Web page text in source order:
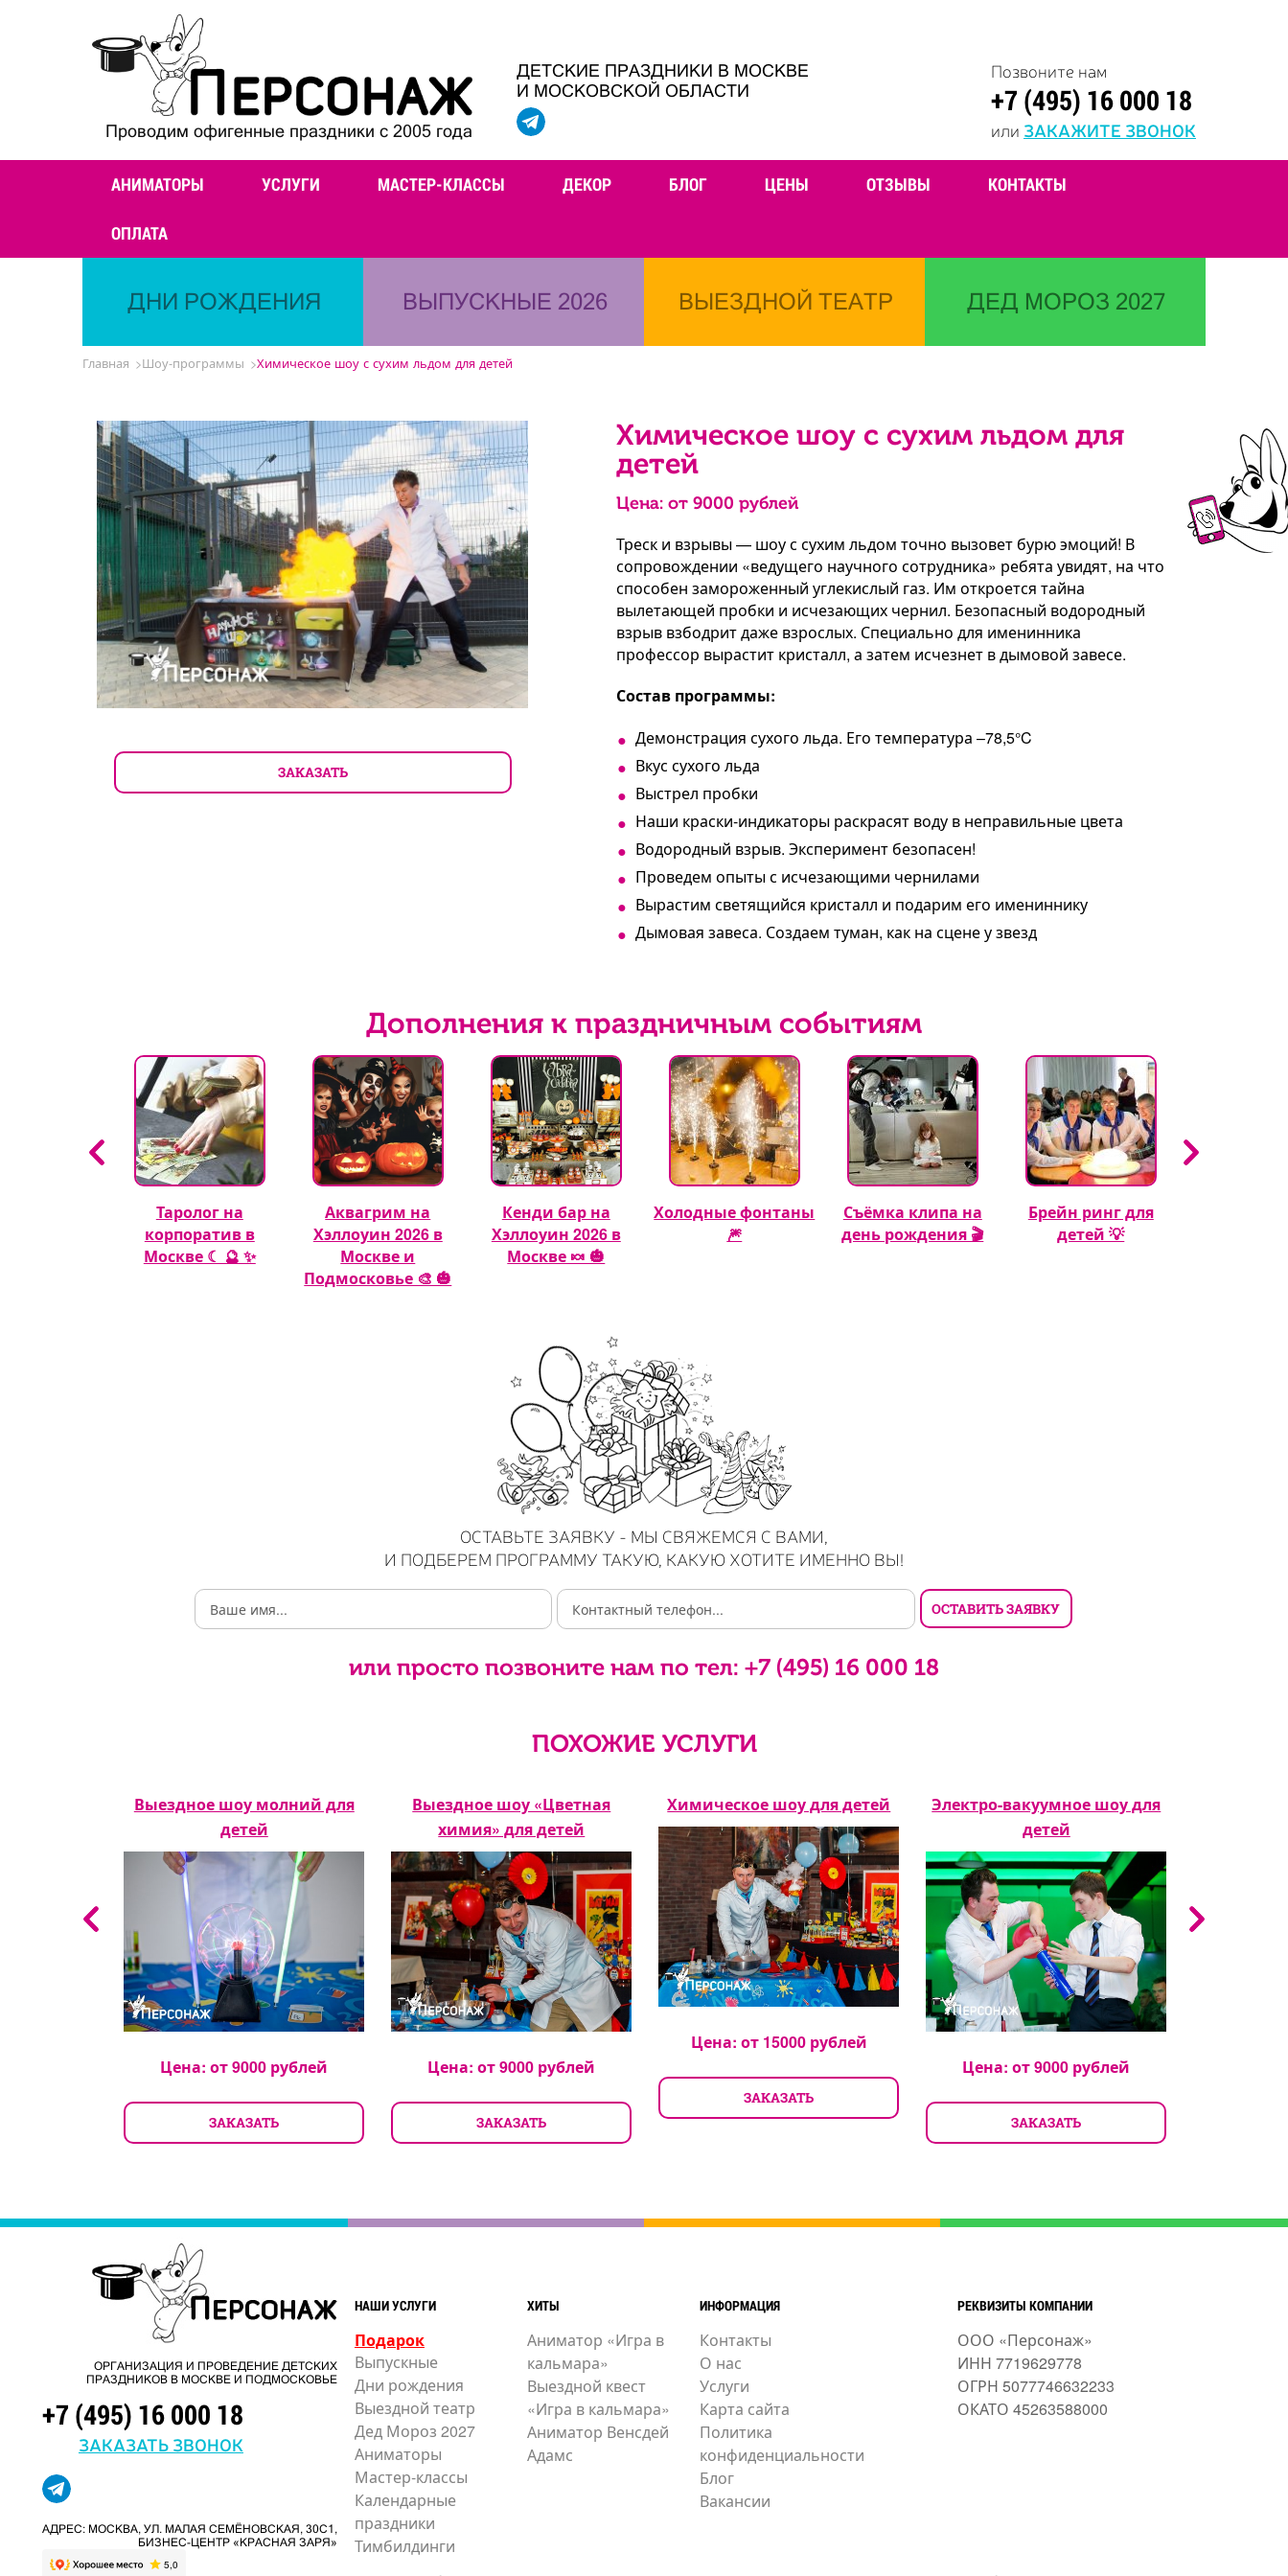
Проводим офигенные праздники с 2005 года
ДЕТСКИЕ ПРАЗДНИКИ В МОСКВЕ
И МОСКОВСКОЙ ОБЛАСТИ
Позвоните нам
+7 (495) 16 000 18
или ЗАКАЖИТЕ ЗВОНОК
АНИМАТОРЫ УСЛУГИ МАСТЕР-КЛАССЫ ДЕКОР БЛОГ ЦЕНЫ ОТЗЫВЫ КОНТАКТЫ
ОПЛАТА
ДНИ РОЖДЕНИЯ ВЫПУСКНЫЕ 2026 ВЫЕЗДНОЙ ТЕАТР ДЕД МОРОЗ 2027
Главная Шоу-программы Химическое шоу с сухим льдом для детей
ЗАКАЗАТЬ
Химическое шоу с сухим льдом для
детей
Цена: от 9000 рублей
Треск и взрывы — шоу с сухим льдом точно вызовет бурю эмоций! В
сопровождении «ведущего научного сотрудника» ребята увидят, на что
способен замороженный углекислый газ. Им откроется тайна
вылетающей пробки и исчезающих чернил. Безопасный водородный
взрыв взбодрит даже взрослых. Специально для именинника
профессор вырастит кристалл, а затем исчезнет в дымовой завесе.
Состав программы:
Демонстрация сухого льда. Его температура –78,5°C
Вкус сухого льда
Выстрел пробки
Наши краски-индикаторы раскрасят воду в неправильные цвета
Водородный взрыв. Эксперимент безопасен!
Проведем опыты с исчезающими чернилами
Вырастим светящийся кристалл и подарим его имениннику
Дымовая завеса. Создаем туман, как на сцене у звезд
Дополнения к праздничным событиям
Таролог на
корпоратив в
Москве ☾ 🔮 ✨
Аквагрим на
Хэллоуин 2026 в
Москве и
Подмосковье 🎨 🎃
Кенди бар на
Хэллоуин 2026 в
Москве 🍬 🎃
Холодные фонтаны
🎆
Съёмка клипа на
день рождения 🎬
Брейн ринг для
детей 💡
ОСТАВЬТЕ ЗАЯВКУ - МЫ СВЯЖЕМСЯ С ВАМИ,
И ПОДБЕРЕМ ПРОГРАММУ ТАКУЮ, КАКУЮ ХОТИТЕ ИМЕННО ВЫ!
или просто позвоните нам по тел: +7 (495) 16 000 18
ПОХОЖИЕ УСЛУГИ
Выездное шоу молний для
детей
Цена: от9000 рублей
ЗАКАЗАТЬ
Выездное шоу «Цветная
химия» для детей
Цена: от9000 рублей
ЗАКАЗАТЬ
Химическое шоу для детей
Цена: от 15000рублей
ЗАКАЗАТЬ
Электро-вакуумное шоу для
детей
Цена: от9000 рублей
ЗАКАЗАТЬ
ОРГАНИЗАЦИЯ И ПРОВЕДЕНИЕ ДЕТСКИХ
ПРАЗДНИКОВ В МОСКВЕ И ПОДМОСКОВЬЕ
+7 (495) 16 000 18
ЗАКАЗАТЬ ЗВОНОК
АДРЕС: МОСКВА, УЛ. МАЛАЯ СЕМЁНОВСКАЯ, 30С1,
БИЗНЕС-ЦЕНТР «КРАСНАЯ ЗАРЯ»
НАШИ УСЛУГИ
Подарок
Выпускные
Дни рождения
Выездной театр
Дед Мороз 2027
Аниматоры
Мастер-классы
Календарные
праздники
Тимбилдинги
ХИТЫ
Аниматор «Игра в
кальмара»
Выездной квест
«Игра в кальмара»
Аниматор Венсдей
Адамс
ИНФОРМАЦИЯ
Контакты
О нас
Услуги
Карта сайта
Политика
конфиденциальности
Блог
Вакансии
РЕКВИЗИТЫ КОМПАНИИ
ООО «Персонаж»
ИНН 7719629778
ОГРН 5077746632233
ОКАТО 45263588000